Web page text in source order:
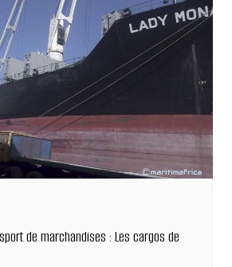
de marchandises : Les cargos de